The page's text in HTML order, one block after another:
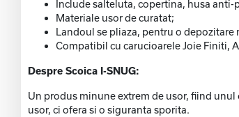
Include salteluta, copertina, husa anti-
Materiale usor de curatat;
Landoul se pliaza, pentru o depozitare
Compatibil cu carucioarele Joie Finiti,
Despre Scoica I-SNUG:
Un produs minune extrem de usor, fiind
usor, ci ofera si o siguranta sporita.